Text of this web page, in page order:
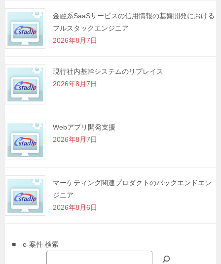
金融系SaaSサービスの信用情報の基盤開発における
フルスタックエンジニア
2026年8月7日
現行社内基幹システムのリプレイス
2026年8月7日
Webアプリ開発支援
2026年8月7日
マーケティング関連プロダクトのバックエンドエン
ジニア
2026年8月6日
■ e-案件 検索